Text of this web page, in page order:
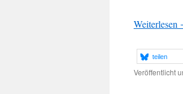
Weiterlesen
teilen
Veröffentlicht